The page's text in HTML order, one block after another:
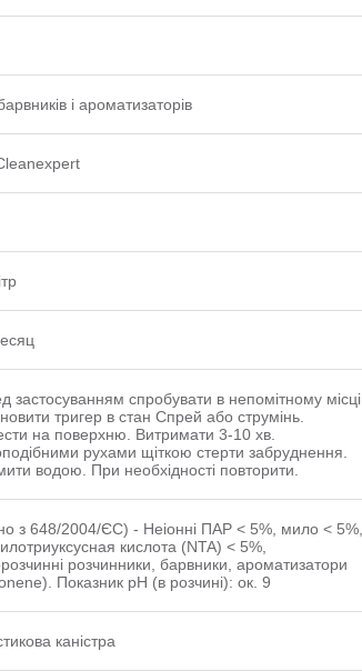
і ароматизаторів
застосуванням спробувати в непомітному місці.
тригер в стан Спрей або струмінь.
на поверхню. Витримати 3-10 хв.
рухами щіткою стерти забруднення.
водою. При необхідності повторити.
з 648/2004/ЄС) - Неіонні ПАР < 5%, мило < 5%,
кислота (NTA) < 5%,
розчинники, барвники, ароматизатори
Показник рН (в розчині): ок. 9
каністра